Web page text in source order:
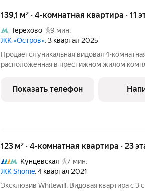
139,1 м² · 4-комнатная квартира · 11
Терехово
9 мин.
ЖК «Остров», 3 квартал 2025
Продаётся уникальная видовая 4-
расположенная в престижном жилом
охраняемой территорией и
Для резидентов
Показать телефон
123 м² · 4-комнатная квартира · 23
Кунцевская
7 мин.
ЖК Shome, 4 квартал 2021
Эксклюзив Whitewill. Видовая квартира с 3